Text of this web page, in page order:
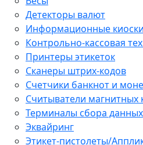
Детекторы валют
Информационные киоски
Контрольно-кассовая
Принтеры этикеток
Сканеры штрих-кодов
Счетчики банкнот и
Считыватели магнитных
Терминалы сбора данных
Эквайринг
Этикет-пистолеты/